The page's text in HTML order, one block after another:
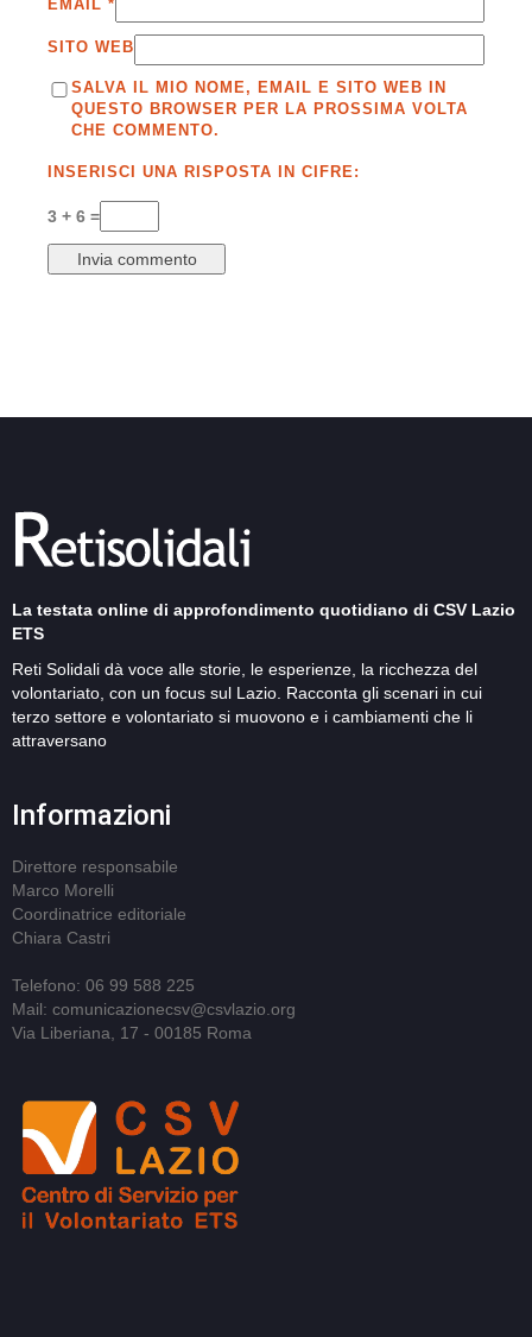
EMAIL *
SITO WEB
SALVA IL MIO NOME, EMAIL E SITO WEB IN
QUESTO BROWSER PER LA PROSSIMA VOLTA
CHE COMMENTO.
INSERISCI UNA RISPOSTA IN CIFRE:
3 + 6 =
La testata online di approfondimento quotidiano di CSV Lazio
ETS
Reti Solidali dà voce alle storie, le esperienze, la ricchezza del
volontariato, con un focus sul Lazio. Racconta gli scenari in cui
terzo settore e volontariato si muovono e i cambiamenti che li
attraversano
Informazioni
Direttore responsabile
Marco Morelli
Coordinatrice editoriale
Chiara Castri
Telefono: 06 99 588 225
Mail: comunicazionecsv@csvlazio.org
Via Liberiana, 17 - 00185 Roma